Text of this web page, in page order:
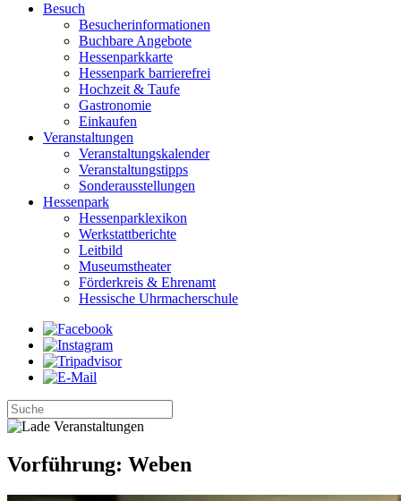
Besuch
Besucherinformationen
Buchbare Angebote
Hessenparkkarte
Hessenpark barrierefrei
Hochzeit & Taufe
Gastronomie
Einkaufen
Veranstaltungen
Veranstaltungskalender
Veranstaltungstipps
Sonderausstellungen
Hessenpark
Hessenparklexikon
Werkstattberichte
Leitbild
Museumstheater
Förderkreis & Ehrenamt
Hessische Uhrmacherschule
Vorführung: Weben